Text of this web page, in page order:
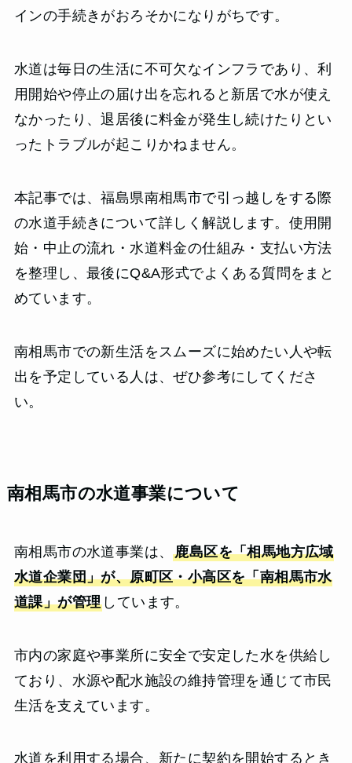
インの手続きがおろそかになりがちです。
水道は毎日の生活に不可欠なインフラであり、利
用開始や停止の届け出を忘れると新居で水が使え
なかったり、退居後に料金が発生し続けたりとい
ったトラブルが起こりかねません。
本記事では、福島県南相馬市で引っ越しをする際
の水道手続きについて詳しく解説します。使用開
始・中止の流れ・水道料金の仕組み・支払い方法
を整理し、最後にQ&A形式でよくある質問をまと
めています。
南相馬市での新生活をスムーズに始めたい人や転
出を予定している人は、ぜひ参考にしてくださ
い。
南相馬市の水道事業について
南相馬市の水道事業は、鹿島区を「相馬地方広域
水道企業団」が、原町区・小高区を「南相馬市水
道課」が管理 しています。
市内の家庭や事業所に安全で安定した水を供給し
ており、水源や配水施設の維持管理を通じて市民
生活を支えています。
水道を利用する場合、新たに契約を開始するとき